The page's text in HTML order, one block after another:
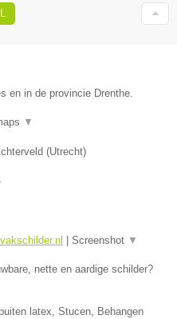
en in de provincie Drenthe.
▼
(Utrecht)
Screenshot ▼
nette en aardige schilder?
latex, Stucen, Behangen